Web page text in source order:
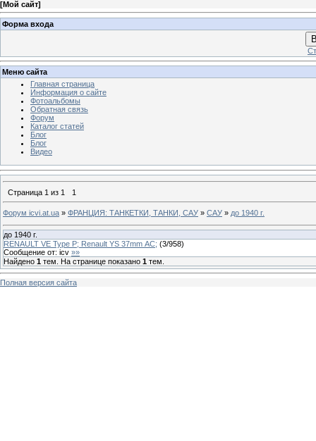
[Мой сайт]
Форма входа
Меню сайта
Главная страница
Информация о сайте
Фотоальбомы
Обратная связь
Форум
Каталог статей
Блог
Блог
Видео
Страница 1 из 1 1
Форум icvi.at.ua » ФРАНЦИЯ: ТАНКЕТКИ, ТАНКИ, САУ » САУ » до 1940 г.
до 1940 г.
RENAULT VE Type P; Renault YS 37mm АС; (3/958)
Сообщение от: icv »»
Найдено 1 тем. На странице показано 1 тем.
Полная версия сайта